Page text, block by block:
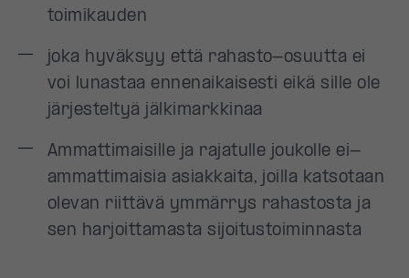
toimikauden
joka hyväksyy että rahasto-osuutta ei
voi lunastaa ennenaikaisesti eikä sille ole
järjesteltyä jälkimarkkinaa
Ammattimaisille ja rajatulle joukolle ei-
ammattimaisia asiakkaita, joilla katsotaan
olevan riittävä ymmärrys rahastosta ja
sen harjoittamasta sijoitustoiminnasta